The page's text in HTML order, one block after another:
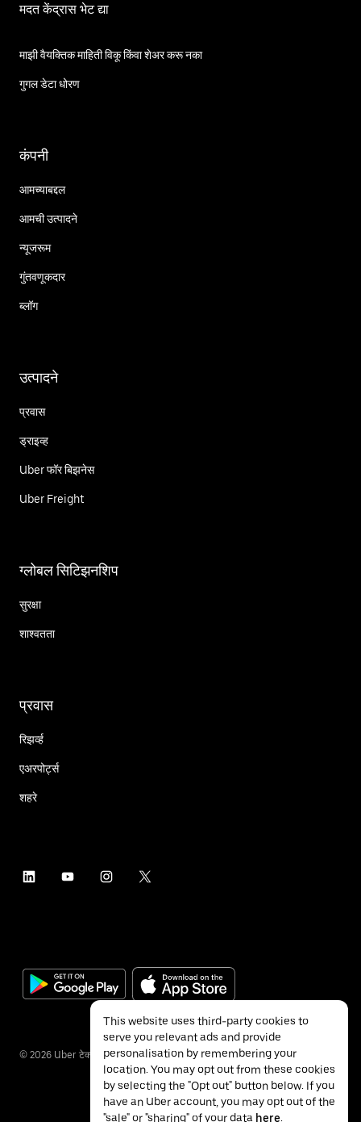
मदत केंद्रास भेट द्या
माझी वैयक्तिक माहिती विकू किंवा शेअर करू नका
गुगल डेटा धोरण
कंपनी
आमच्याबद्दल
आमची उत्पादने
न्यूजरूम
गुंतवणूकदार
ब्लॉग
उत्पादने
प्रवास
ड्राइव्ह
Uber फॉर बिझनेस
Uber Freight
ग्लोबल सिटिझनशिप
सुरक्षा
शाश्वतता
प्रवास
रिझर्व्ह
एअरपोर्ट्स
शहरे
© 2026 Uber टेक्नॉलॉजीज इंक.
This website uses third-party cookies to
serve you relevant ads and provide
personalisation by remembering your
location. You may opt out from these cookies
by selecting the "Opt out" button below. If you
have an Uber account, you may opt out of the
"sale" or "sharing" of your data here.